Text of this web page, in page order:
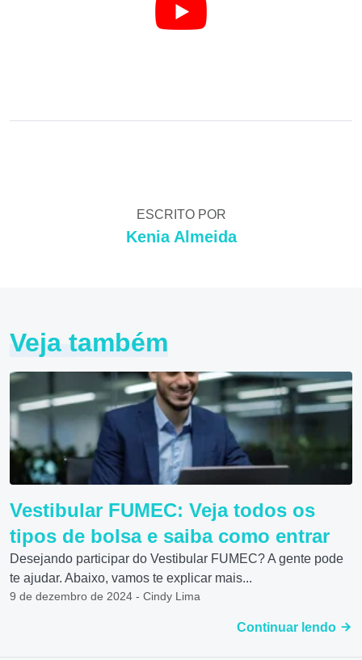
ESCRITO POR
Kenia Almeida
Veja também
Vestibular FUMEC: Veja todos os
tipos de bolsa e saiba como entrar
Desejando participar do Vestibular FUMEC? A gente pode
te ajudar. Abaixo, vamos te explicar mais...
9 de dezembro de 2024 - Cindy Lima
Continuar lendo